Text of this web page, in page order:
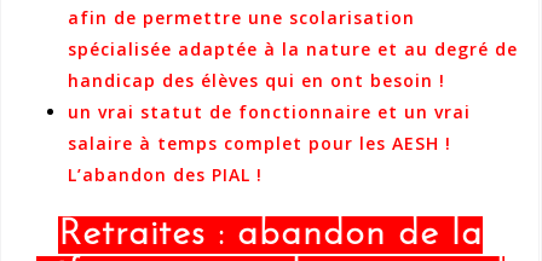
afin de permettre une scolarisation
spécialisée adaptée à la nature et au degré de
handicap des élèves qui en ont besoin !
un vrai statut de fonctionnaire et un vrai
salaire à temps complet pour les AESH !
L’abandon des PIAL !
Retraites : abandon de la